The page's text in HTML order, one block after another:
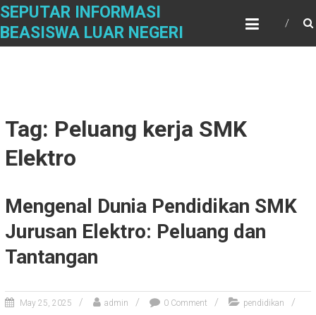
Skip
content
SEPUTAR INFORMASI
BEASISWA LUAR NEGERI
Tag: Peluang kerja SMK
Elektro
Mengenal Dunia Pendidikan SMK
Jurusan Elektro: Peluang dan
Tantangan
May 25, 2025 admin 0 Comment pendidikan